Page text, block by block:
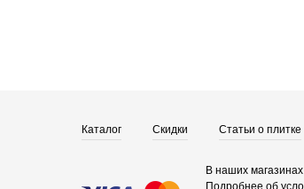
Каталог Скидки Статьи о плитке
В наших
Подробнее об